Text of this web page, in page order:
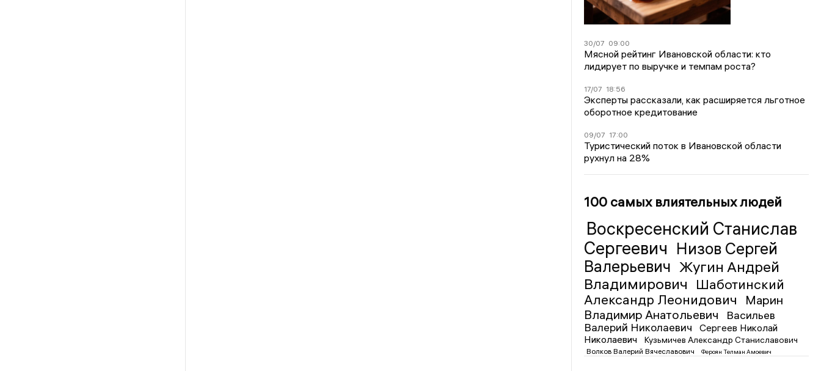
30/07 09:00
Мясной рейтинг Ивановской области: кто
лидирует по выручке и темпам роста?
17/07 18:56
Эксперты рассказали, как расширяется льготное
оборотное кредитование
09/07 17:00
Туристический поток в Ивановской области
рухнул на 28%
100 самых влиятельных людей
Воскресенский Станислав
Сергеевич Низов Сергей
Валерьевич Жугин Андрей
Владимирович
Шаботинский
Александр Леонидович
Марин
Владимир Анатольевич
Васильев
Валерий Николаевич
Сергеев Николай
Николаевич
Кузьмичев Александр Станиславович
Волков Валерий Вячеславович Фероян Телман Амоевич